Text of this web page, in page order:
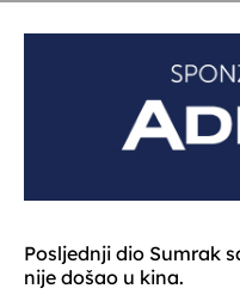
Posljednji dio Sumrak
nije došao u kina.